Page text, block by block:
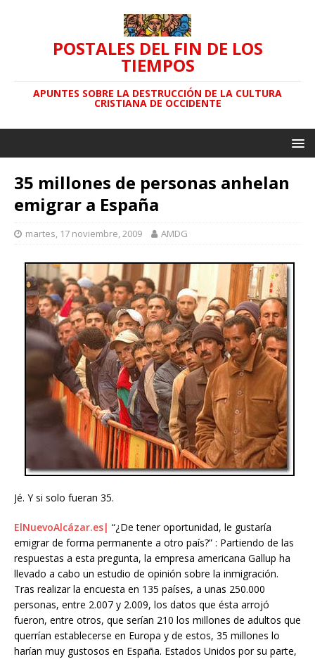
POSTALES DEL FIN DE LOS
TIEMPOS
APUNTES SOBRE LA DESTRUCCIÓN DE LA CULTURA
CRISTIANA DE OCCIDENTE
35 millones de personas anhelan
emigrar a España
martes, 17 noviembre, 2009 AMDG
Jé. Y si solo fueran 35.
ElNuevoAlcázar.es| “¿De tener oportunidad, le gustaría
emigrar de forma permanente a otro país?” : Partiendo de las
respuestas a esta pregunta, la empresa americana Gallup ha
llevado a cabo un estudio de opinión sobre la inmigración.
Tras realizar la encuesta en 135 países, a unas 250.000
personas, entre 2.007 y 2.009, los datos que ésta arrojó
fueron, entre otros, que serían 210 los millones de adultos que
querrían establecerse en Europa y de estos, 35 millones lo
harían muy gustosos en España. Estados Unidos por su parte,